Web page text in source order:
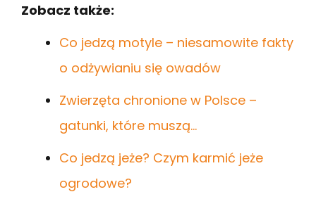
Zobacz także:
Co jedzą motyle – niesamowite fakty
o odżywianiu się owadów
Zwierzęta chronione w Polsce –
gatunki, które muszą…
Co jedzą jeże? Czym karmić jeże
ogrodowe?